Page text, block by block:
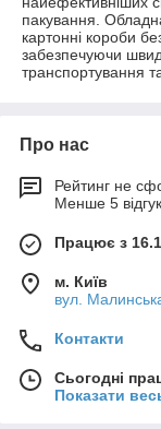
пакування.
картонні короби
забезпечуючи
транспортування
Про нас
Рейтинг не
Менше 5
Працює з
м. Київ
вул.
Контакти
Сьогодні
Показати